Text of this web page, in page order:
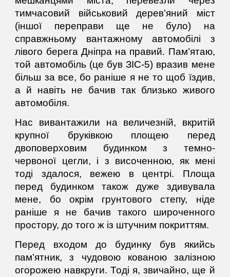
тимчасовий військовий дерев’яний міст
(іншої переправи ще не було) на
справжньому вантажному автомобілі з
лівого берега Дніпра на правий. Пам’ятаю,
той автомобіль (це був ЗІС-5) вразив мене
більш за все, бо раніше я не то щоб їздив,
а й навіть не бачив так близько живого
автомобіля.
Нас вивантажили на величезній, вкритій
крупної бруківкою площею перед
двоповерховим будинком з темно-
червоної цегли, і з височенною, як мені
тоді здалося, вежею в центрі. Площа
перед будинком також дуже здивувала
мене, бо окрім грунтового степу, ніде
раніше я не бачив такого широченного
простору, до того ж із штучним покриттям.
Перед входом до будинку був якийсь
пам’ятник, з чудовою кованою залізною
огорожею навкруги. Тоді я, звичайно, ще й